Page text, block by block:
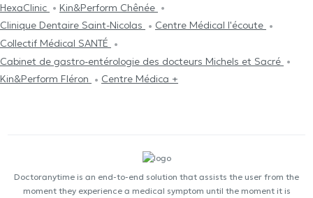
HexaClinic
Kin&Perform Chênée
Clinique Dentaire Saint-Nicolas
Centre Médical l'écoute
Collectif Médical SANTÉ
Cabinet de gastro-entérologie des docteurs Michels et Sacré
Kin&Perform Fléron
Centre Médica +
Doctoranytime is an end-to-end solution that assists the user from the
moment they experience a medical symptom until the moment it is